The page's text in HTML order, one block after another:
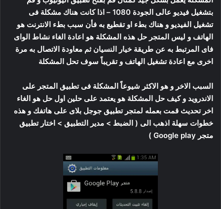
بتشغيل فيديو عالى الجودة 1080 – اذا كانت هناك مشكلة فى
تشغيل الفيديو و هناك بطء او تقطيع به فأن سبب بطء الانترنت هو
الهاتف و ليس المتجر حل هذه المشكلة هو اعادة الغاء نشاط الواى
فاى المرتبط به عن طريقة خيار النسيان ثم معاودة الاتصال به مرة
اخرى مع اعادة تشغيل الهاتف و تقريباً سوف تحل المشكلة
السبب الاخر و هو الاكثر شيوعاً المشكلة فى تطبيق المتجر على
الاندرويد و كيف حل المشكلة هو يعتمد على حلين اول حل هو الغاء
اخر تحديث قمت بعمله لمتجر تطبيق جوجل بلاى على هاتفك و هذه
خطوات سهلة اذهب الى ( الضبط > مدير التطبيق > اختار تطبيق
متجر Google play )